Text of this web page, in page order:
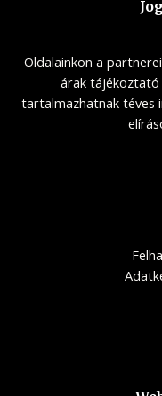
Oldalainkon a
árak tájékoztató
tartalmazhatnak téves